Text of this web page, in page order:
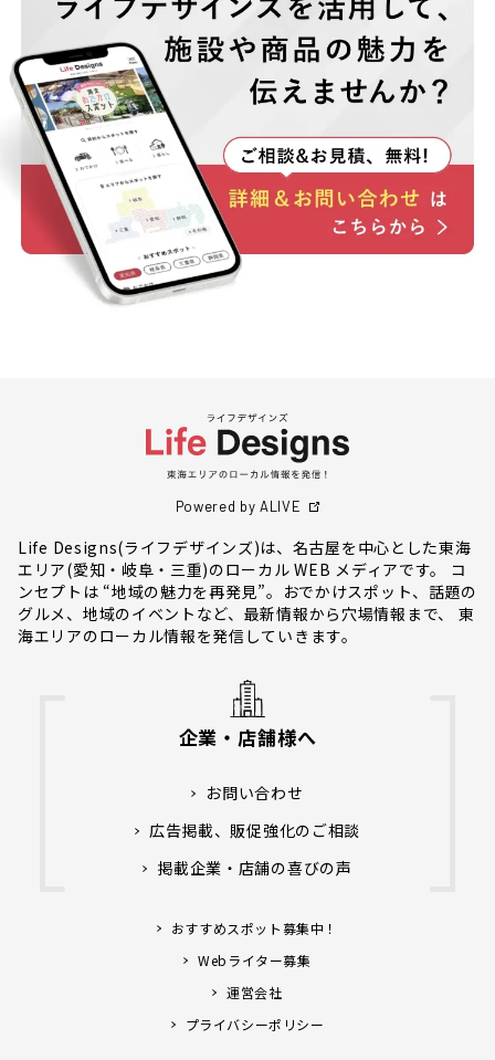
Powered by ALIVE
Life Designs(ライフデザインズ)は、名古屋を中心とした東海
エリア(愛知・岐阜・三重)のローカル WEB メディアです。 コ
ンセプトは “地域の魅力を再発見”。おでかけスポット、話題の
グルメ、地域のイベントなど、最新情報から穴場情報まで、 東
海エリアのローカル情報を発信していきます。
企業・店舗様へ
お問い合わせ
広告掲載、販促強化のご相談
掲載企業・店舗の喜びの声
おすすめスポット募集中！
Webライター募集
運営会社
プライバシーポリシー